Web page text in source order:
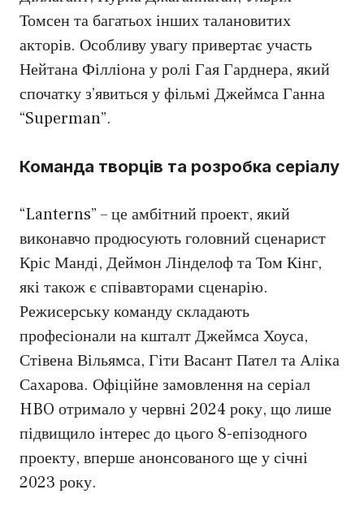
Томсен та багатьох інших талановитих
акторів. Особливу увагу привертає участь
Нейтана Філліона у ролі Гая Гарднера, який
спочатку з’явиться у фільмі Джеймса Ганна
“Superman”.
Команда творців та розробка серіалу
“Lanterns” – це амбітний проект, який
виконавчо продюсують головний сценарист
Кріс Манді, Деймон Лінделоф та Том Кінг,
які також є співавторами сценарію.
Режисерську команду складають
професіонали на кшталт Джеймса Хоуса,
Стівена Вільямса, Гіти Васант Пател та Аліка
Сахарова. Офіційне замовлення на серіал
HBO отримало у червні 2024 року, що лише
підвищило інтерес до цього 8-епізодного
проекту, вперше анонсованого ще у січні
2023 року.